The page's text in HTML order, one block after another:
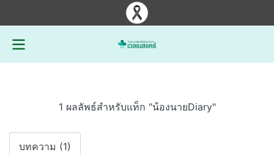
1 ผลลัพธ์สำหรับแท็ก "น้องนายDiary"
บทความ (1)